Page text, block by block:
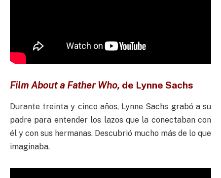
Film About a Father Who, de Lynne Sachs
Durante treinta y cinco años, Lynne Sachs grabó a su
padre para entender los lazos que la conectaban con
él y con sus hermanas. Descubrió mucho más de lo que
imaginaba.